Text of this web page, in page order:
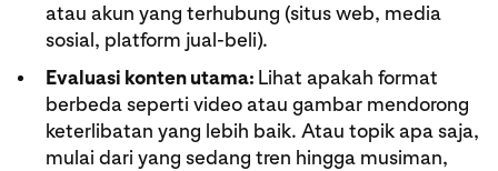
atau akun yang terhubung (situs web, media
sosial, platform jual-beli).
Evaluasi konten utama: Lihat apakah format
berbeda seperti video atau gambar mendorong
keterlibatan yang lebih baik. Atau topik apa saja,
mulai dari yang sedang tren hingga musiman,